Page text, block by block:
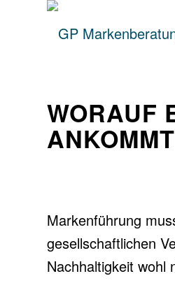
WORAUF
ANKOMMT
Markenführung
gesellschaftlichen
Nachhaltigkeit wohl